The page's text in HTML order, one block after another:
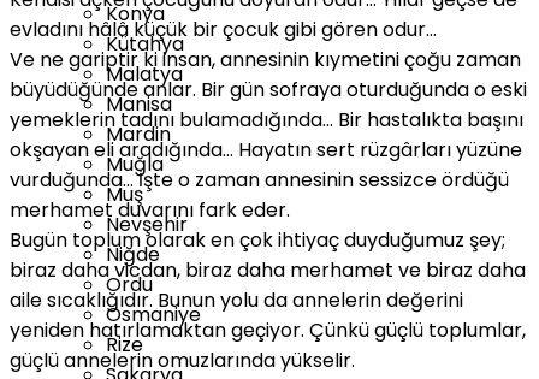
Konya
Kütahya
Malatya
Manisa
Mardin
Muğla
Muş
Nevşehir
Niğde
Ordu
Osmaniye
Rize
evladını hâlâ küçük bir çocuk gibi gören odur…
Ve ne gariptir ki insan, annesinin kıymetini çoğu zaman
büyüdüğünde anlar. Bir gün sofraya oturduğunda o eski
yemeklerin tadını bulamadığında… Bir hastalıkta başını
okşayan eli aradığında… Hayatın sert rüzgârları yüzüne
vurduğunda… İşte o zaman annesinin sessizce ördüğü
merhamet duvarını fark eder.
Bugün toplum olarak en çok ihtiyaç duyduğumuz şey;
biraz daha vicdan, biraz daha merhamet ve biraz daha
aile sıcaklığıdır. Bunun yolu da annelerin değerini
yeniden hatırlamaktan geçiyor. Çünkü güçlü toplumlar,
güçlü annelerin omuzlarında yükselir.